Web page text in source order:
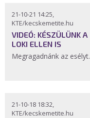
21-10-21 14:25,
KTE/kecskemetite.hu
VIDEÓ: KÉSZÜLÜNK A
LOKI ELLEN IS
Megragadnánk az esélyt.
21-10-18 18:32,
KTE/kecskemetite.hu